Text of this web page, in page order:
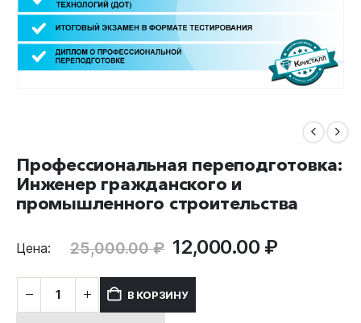
Профессиональная переподготовка:
Инженер гражданского и
промышленного строительства
Цена: 25,000.00₽ Первоначальная
составляла
25,000.00 ₽.
12,000.00 ₽Текущая
В КОРЗИНУ